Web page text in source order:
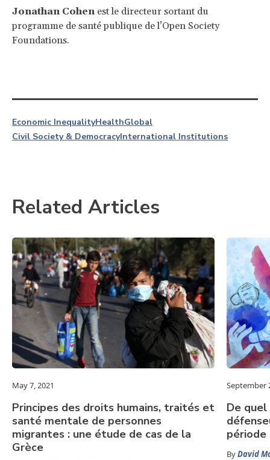
Jonathan Cohen est le directeur sortant du
programme de santé publique de l’Open Society
Foundations.
Economic InequalityHealthGlobal
Civil Society & DemocracyInternational Institutions
Related Articles
May 7, 2021
Principes des droits humains, traités et
santé mentale de personnes
migrantes : une étude de cas de la
Grèce
September
De
période
ByDavid